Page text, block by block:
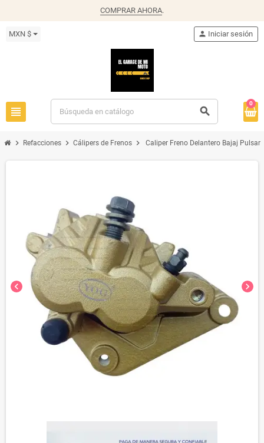
COMPRAR AHORA.
MXN $
view_headline search
person Iniciar sesión
0
chevron_right Refacciones chevron_right Cálipers de Frenos chevron_right Caliper Freno Delantero Bajaj
chevron_left chevron_right